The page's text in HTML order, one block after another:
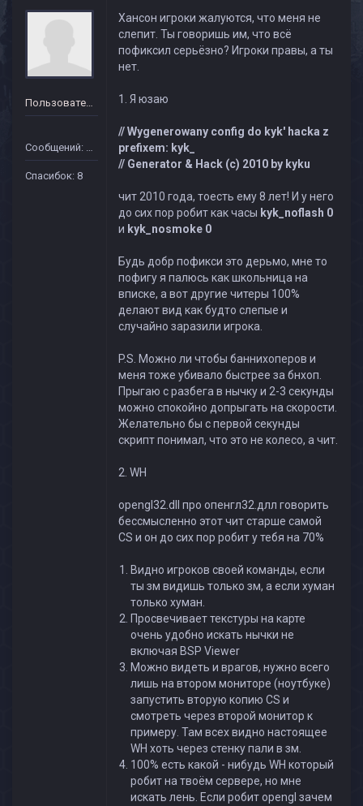
Пользователь
Сообщений: 40
Спасибок: 8
Хансон игроки жалуются, что меня не
слепит. Ты говоришь им, что всё
пофиксил серьёзно? Игроки правы, а ты
нет.
1. Я юзаю
// Wygenerowany config do kyk' hacka z
prefixem: kyk_
// Generator & Hack (c) 2010 by kyku
чит 2010 года, тоесть ему 8 лет! И у него
до сих пор робит как часы kyk_noflash 0
и kyk_nosmoke 0
Будь добр пофикси это дерьмо, мне то
пофигу я палюсь как школьница на
вписке, а вот другие читеры 100%
делают вид как будто слепые и
случайно заразили игрока.
P.S. Можно ли чтобы баннихоперов и
меня тоже убивало быстрее за бнхоп.
Прыгаю с разбега в нычку и 2-3 секунды
можно спокойно допрыгать на скорости.
Желательно бы с первой секунды
скрипт понимал, что это не колесо, а чит.
2. WH
opengl32.dll про опенгл32.длл говорить
бессмысленно этот чит старше самой
CS и он до сих пор робит у тебя на 70%
Видно игроков своей команды, если
ты зм видишь только зм, а если хуман
только хуман.
Просвечивает текстуры на карте
очень удобно искать нычки не
включая BSP Viewer
Можно видеть и врагов, нужно всего
лишь на втором мониторе (ноутбуке)
запустить вторую копию CS и
смотреть через второй монитор к
примеру. Там всех видно настоящее
WH хоть через стенку пали в зм.
100% есть какой - нибудь WH который
робит на твоём сервере, но мне
искать лень. Если робит opengl зачем